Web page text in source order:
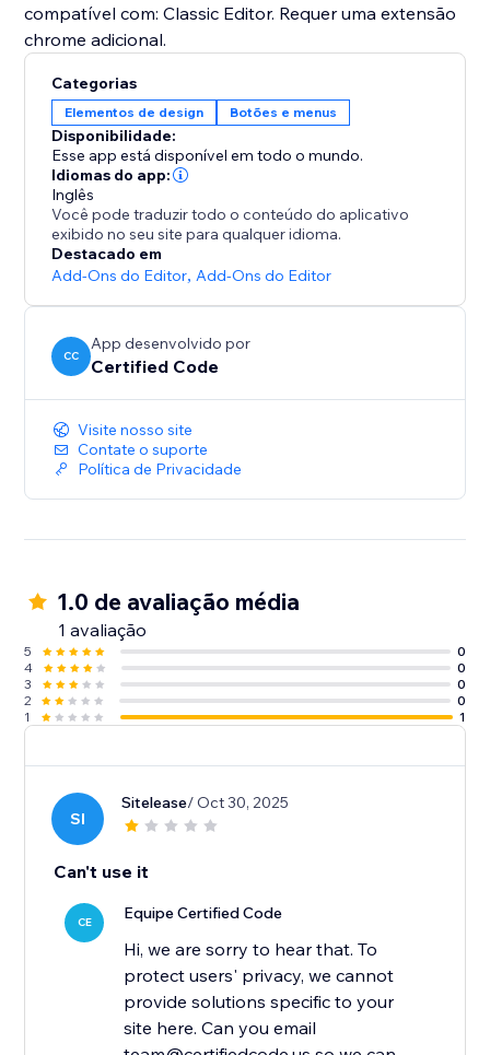
compatível com: Classic Editor. Requer uma extensão
chrome adicional.
Categorias
Elementos de design Botões e menus
Disponibilidade:
Esse app está disponível em todo o mundo.
Idiomas do app:
Inglês
Você pode traduzir todo o conteúdo do aplicativo
exibido no seu site para qualquer idioma.
Destacado em
Add-Ons do Editor, Add-Ons do Editor
CC
App desenvolvido por
Certified Code
Visite nosso site
Contate o suporte
Política de Privacidade
1.0 de avaliação média
1 avaliação
5
0
4
0
3
0
2
0
1
1
SI
Sitelease/ Oct 30, 2025
Can't use it
CE Equipe Certified Code
Hi, we are sorry to hear that. To
protect users' privacy, we cannot
provide solutions specific to your
site here. Can you email